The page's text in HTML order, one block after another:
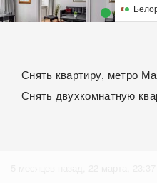
Снять квартиру, метро
Снять двухкомнатную